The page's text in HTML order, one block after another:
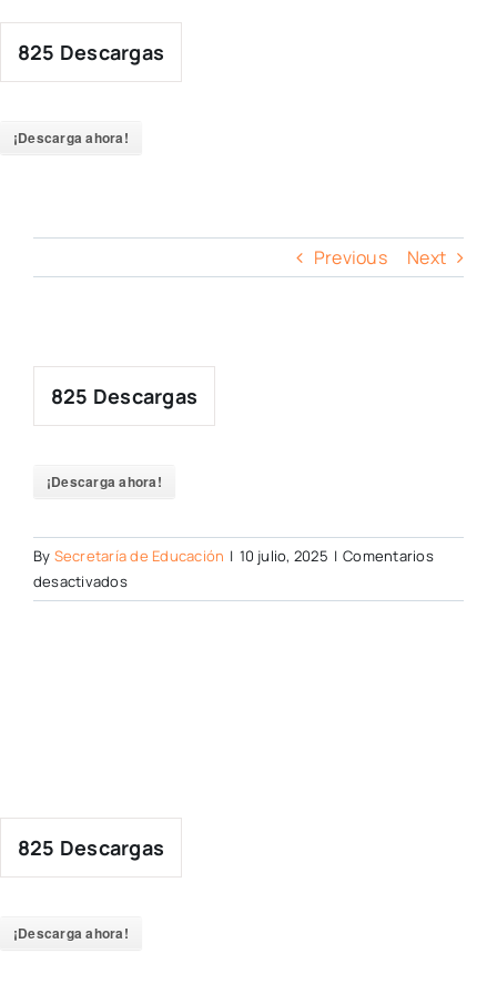
content
825 Descargas
¡Descarga ahora!
Previous Next
825 Descargas
¡Descarga ahora!
By Secretaría de Educación | 10 julio, 2025 | Comentarios
desactivadosen
825 Descargas
¡Descarga ahora!